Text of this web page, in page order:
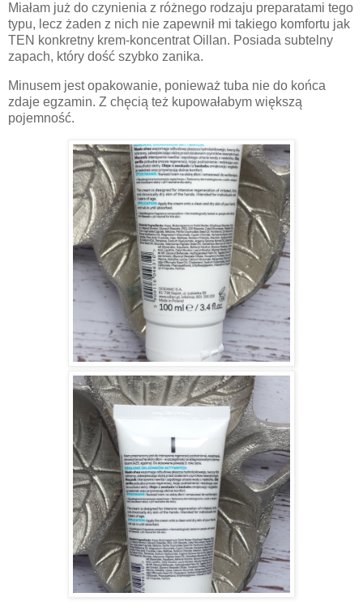
Miałam już do czynienia z różnego rodzaju preparatami tego
typu, lecz żaden z nich nie zapewnił mi takiego komfortu jak
TEN konkretny krem-koncentrat Oillan. Posiada subtelny
zapach, który dość szybko zanika.
Minusem jest opakowanie, ponieważ tuba nie do końca
zdaje egzamin. Z chęcią też kupowałabym większą
pojemność.